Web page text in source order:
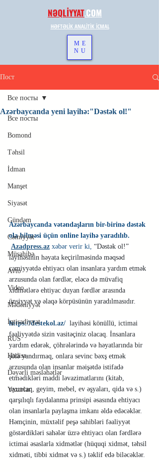
NƏQLİYYAT.COM
HƏFTƏLİK ANALİTİK İCMAL
ME
NU
Пост
Все посты
Bomond
Təhsil
İdman
Manşet
Siyasət
Gündəm
Cəmiyyət
Müsahibə
Avto
Video
Mədəniyyət
İqtisadiyyat
RUS
Hadisə
Dəyərli məsləhətlər
Yazarlar
Все посты
Azərbaycanda yeni layihə:"Dəstək ol!"
Azərbaycanda vətəndaşların bir-birinə dəstək
ola bilməsi üçün online layihə yaradılıb.
Azadpress.az xəbər verir ki, “Dəstək ol!”
layihəsinin həyata keçirilməsində məqsəd
cəmiyyətdə ehtiyacı olan insanlara yardım etmək
arzusunda olan fərdlər, eləcə də müvafiq
xidmətlərə ehtiyac duyan fərdlər arasında
ünsiyyət və əlaqə körpüsünün yaradılmasıdır.
https://destekol.az/ layihəsi könüllü, ictimai
fəaliyyətdə sizin vasitəçiniz olacaq. İnsanlara
yardım edərək, çöhrələrində və həyatlarında bir
şölə yandırmaq, onlara sevinc bəxş etmək
arzusunda olan insanlar məişətdə istifadə
etmədikləri maddi ləvazimatlarını (kitab,
oyuncaq, geyim, mebel, ev əşyaları, qida və s.)
qarşılıqlı faydalanma prinsipi əsasında ehtiyacı
olan insanlarla paylaşma imkanı əldə edəcəklər.
Həmçinin, müxtəlif peşə sahibləri fəaliyyət
göstərdikləri sahələr üzrə ehtiyacı olan fərdlərə
ictimai əsaslarla xidmətlər (hüquqi xidmət, təhsil
xidməti, tibbi xidmət və s.) təklif edə biləcəklər.